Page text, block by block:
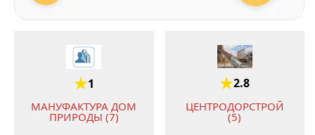
1
МАНУФАКТУРА ДОМ
ПРИРОДЫ (7)
2.8
ЦЕНТРОДОРСТРОЙ
(5)